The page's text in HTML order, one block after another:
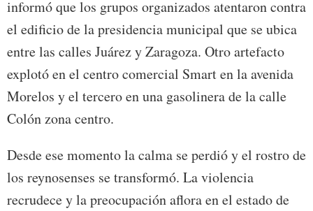
informó que los grupos organizados atentaron contra
el edificio de la presidencia municipal que se ubica
entre las calles Juárez y Zaragoza. Otro artefacto
explotó en el centro comercial Smart en la avenida
Morelos y el tercero en una gasolinera de la calle
Colón zona centro.
Desde ese momento la calma se perdió y el rostro de
los reynosenses se transformó. La violencia
recrudece y la preocupación aflora en el estado de